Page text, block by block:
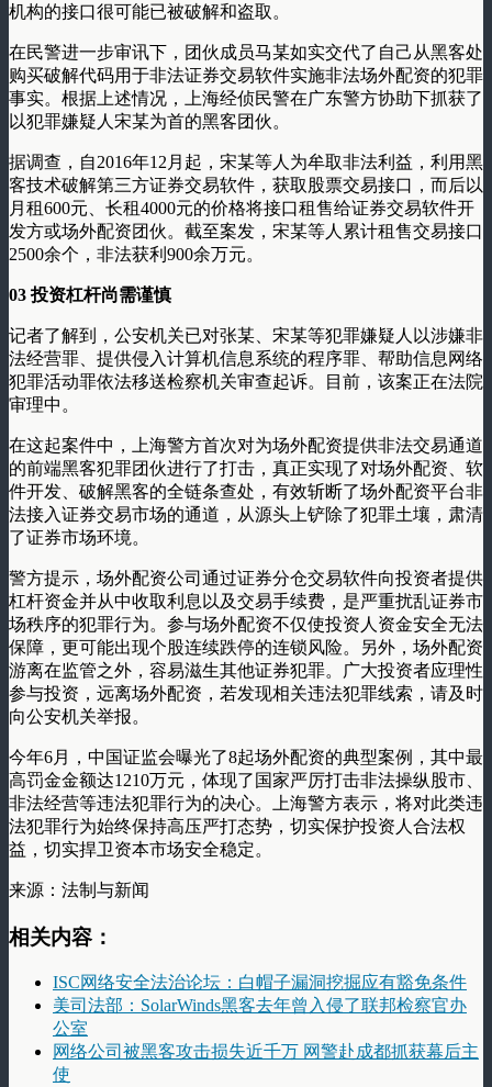
机构的接口很可能已被破解和盗取。
在民警进一步审讯下，团伙成员马某如实交代了自己从黑客处
购买破解代码用于非法证券交易软件实施非法场外配资的犯罪
事实。根据上述情况，上海经侦民警在广东警方协助下抓获了
以犯罪嫌疑人宋某为首的黑客团伙。
据调查，自2016年12月起，宋某等人为牟取非法利益，利用黑
客技术破解第三方证券交易软件，获取股票交易接口，而后以
月租600元、长租4000元的价格将接口租售给证券交易软件开
发方或场外配资团伙。截至案发，宋某等人累计租售交易接口
2500余个，非法获利900余万元。
03投资杠杆尚需谨慎
记者了解到，公安机关已对张某、宋某等犯罪嫌疑人以涉嫌非
法经营罪、提供侵入计算机信息系统的程序罪、帮助信息网络
犯罪活动罪依法移送检察机关审查起诉。目前，该案正在法院
审理中。
在这起案件中，上海警方首次对为场外配资提供非法交易通道
的前端黑客犯罪团伙进行了打击，真正实现了对场外配资、软
件开发、破解黑客的全链条查处，有效斩断了场外配资平台非
法接入证券交易市场的通道，从源头上铲除了犯罪土壤，肃清
了证券市场环境。
警方提示，场外配资公司通过证券分仓交易软件向投资者提供
杠杆资金并从中收取利息以及交易手续费，是严重扰乱证券市
场秩序的犯罪行为。参与场外配资不仅使投资人资金安全无法
保障，更可能出现个股连续跌停的连锁风险。另外，场外配资
游离在监管之外，容易滋生其他证券犯罪。广大投资者应理性
参与投资，远离场外配资，若发现相关违法犯罪线索，请及时
向公安机关举报。
今年6月，中国证监会曝光了8起场外配资的典型案例，其中最
高罚金金额达1210万元，体现了国家严厉打击非法操纵股市、
非法经营等违法犯罪行为的决心。上海警方表示，将对此类违
法犯罪行为始终保持高压严打态势，切实保护投资人合法权
益，切实捍卫资本市场安全稳定。
来源：法制与新闻
相关内容：
ISC网络安全法治论坛：白帽子漏洞挖掘应有豁免条件
美司法部：SolarWinds黑客去年曾入侵了联邦检察官办
公室
网络公司被黑客攻击损失近千万 网警赴成都抓获幕后主
使